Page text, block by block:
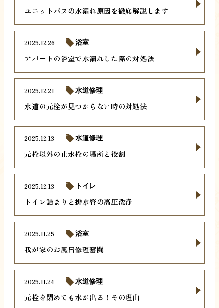
ユニットバスの水漏れ原因を徹底解説します
アパートの浴室で水漏れした際の対処法
2025.12.26 浴室
水道の元栓が見つからない時の対処法
2025.12.21 水道修理
元栓以外の止水栓の場所と役割
2025.12.13 水道修理
トイレ詰まりと排水管の高圧洗浄
2025.12.13 トイレ
我が家のお風呂修理奮闘
2025.11.25 浴室
元栓を閉めても水が出る！その理由
2025.11.24 水道修理